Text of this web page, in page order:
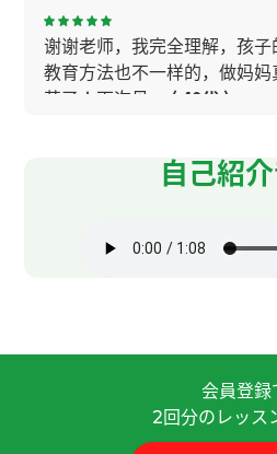
谢谢老师，我完全理解，孩
教育方法也不一样的，做妈
苦了！下次见～ ( 40代 )
今天也学到了很多。我很期待
我用中文交谈将近20分钟的
自己紹
会員登録
2回分のレッス